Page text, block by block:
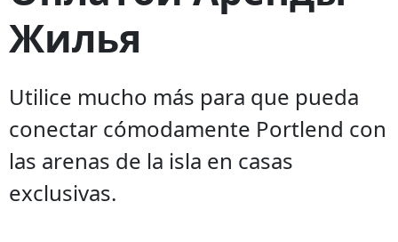
Жилья
Utilice mucho más para que pueda
conectar cómodamente Portlend con
las arenas de la isla en casas
exclusivas.